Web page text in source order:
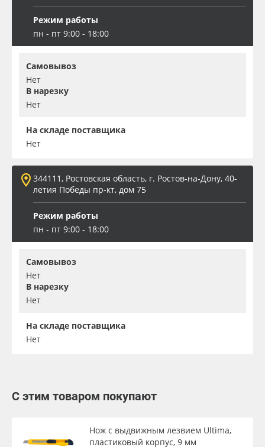
Режим работы
пн - пт 9:00 - 18:00
Самовывоз
Нет
В нарезку
Нет
На складе поставщика
Нет
344111, Ростовская область, г. Ростов-на-Дону, 40-
летия Победы пр-кт, дом 75
Режим работы
пн - пт 9:00 - 18:00
Самовывоз
Нет
В нарезку
Нет
На складе поставщика
Нет
С этим товаром покупают
Нож с выдвижным лезвием Ultima,
пластиковый корпус, 9 мм